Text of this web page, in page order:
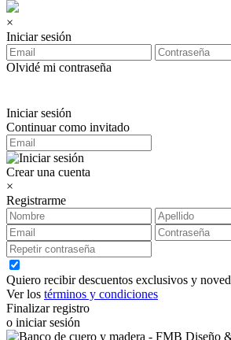
×
Iniciar sesión
Olvidé mi contraseña
Iniciar sesión
Continuar como invitado
Crear una cuenta
×
Registrarme
Quiero recibir descuentos exclusivos y
Ver los términos y condiciones
Finalizar registro
o iniciar sesión